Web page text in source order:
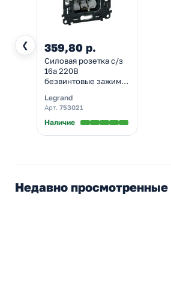
❮ 359,80 р.
Силовая розетка с/з
16а 220В
безвинтовые зажимы
механизм
Legrand
Арт. 753021
Наличие
Недавно просмотренные